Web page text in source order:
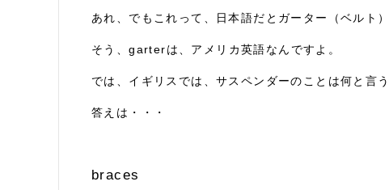
あれ、でもこれって、日本語だとガーター（ベルト
そう、garterは、アメリカ英語なんですよ。
では、イギリスでは、サスペンダーのことは何と言う
答えは・・・
braces